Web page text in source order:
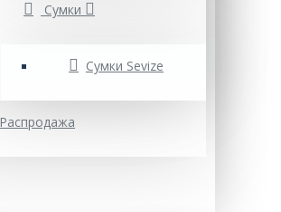
Сумки
Cумки Sevize
Распродажа